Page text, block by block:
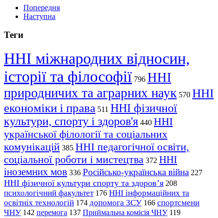
Попередня
Наступна
Теги
ННІ міжнародних відносин,
історії та філософії 796 ННІ
природничих та аграрних наук 570 ННІ
економіки і права 511 ННІ фізичної
культури, спорту і здоров'я 440 ННІ
української філології та соціальних
комунікацій 385 ННІ педагогічної освіти,
соціальної роботи і мистецтва 372 ННІ
іноземних мов 336 Російсько-українська війна 227
ННІ фізичної культури спорту та здоров’я 208
психологічний факультет 176 ННІ інформаційних та
освітніх технологій 174 допомога ЗСУ 166 спортсмени
ЧНУ 142 перемога 137 Приймальна комісія ЧНУ 119